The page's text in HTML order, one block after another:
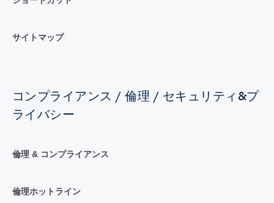
サイトマップ
コンプライアンス / 倫理 / セキュリティ&プ
ライバシー
倫理 & コンプライアンス
倫理ホットライン